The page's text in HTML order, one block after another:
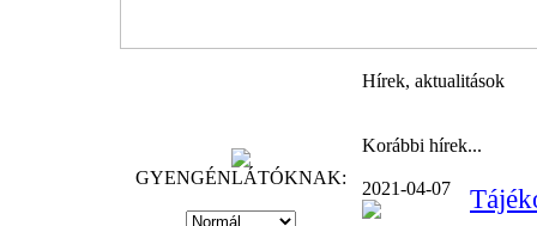
GYENGÉNLÁTÓKNAK:
Hírek, aktualitások
Korábbi hírek...
2021-04-07